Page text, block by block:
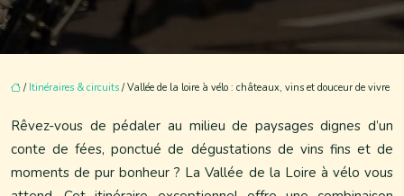
/ Itinéraires & circuits / Vallée de la loire à vélo : châteaux, vins et douceur de vivre
Rêvez-vous de pédaler au milieu de paysages dignes d’un
conte de fées, ponctué de dégustations de vins fins et de
moments de pur bonheur ? La Vallée de la Loire à vélo vous